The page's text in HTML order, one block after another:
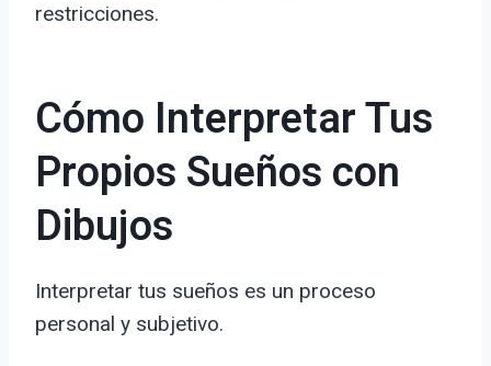
restricciones.
Cómo Interpretar Tus
Propios Sueños con
Dibujos
Interpretar tus sueños es un proceso
personal y subjetivo.